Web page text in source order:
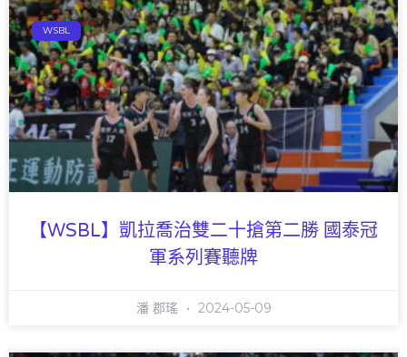
WSBL
【WSBL】凱拉喬治雙二十搶第二勝 國泰冠
軍系列賽聽牌
潘 郡瑤 2024-05-09